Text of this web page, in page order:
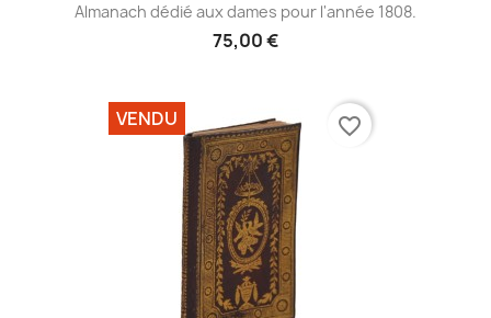
Almanach dédié aux dames pour l'année 1808.
75,00 €
VENDU favorite_border